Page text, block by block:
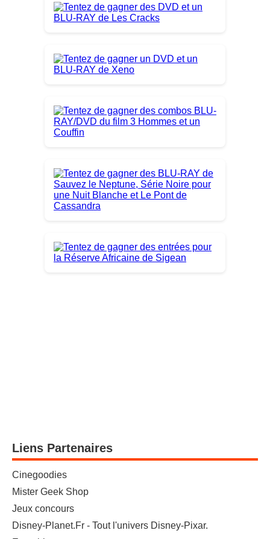
Liens Partenaires
Cinegoodies
Mister Geek Shop
Jeux concours
Disney-Planet.Fr - Tout l'univers Disney-Pixar.